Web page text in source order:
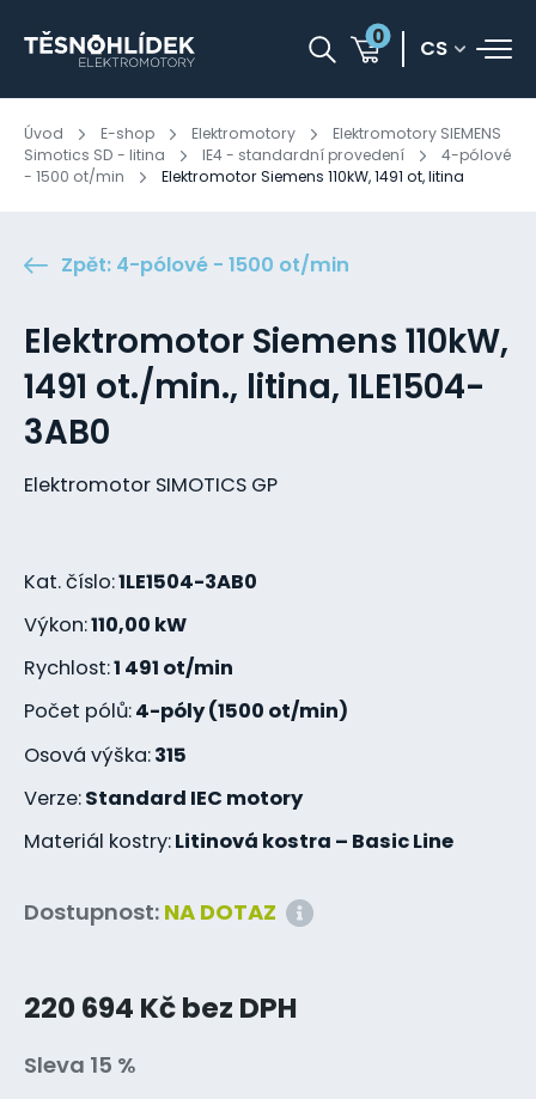
0 CS
Úvod E-shop Elektromotory
Elektromotory SIEMENS
Simotics SD - litina
IE4 - standardní provedení
4-pólové
- 1500 ot/min
Elektromotor Siemens 110kW, 1491 ot, litina
Zpět: 4-pólové - 1500 ot/min
Elektromotor Siemens 110kW,
1491 ot./min., litina, 1LE1504-
3AB0
Elektromotor SIMOTICS GP
Kat. číslo:1LE1504-3AB0
Výkon:110,00 kW
Rychlost:1 491 ot/min
Počet pólů:4-póly (1500 ot/min)
Osová výška:315
Verze:Standard IEC motory
Materiál kostry:Litinová kostra – Basic Line
Dostupnost: NA DOTAZ
220 694 Kč bez DPH
Sleva 15 %